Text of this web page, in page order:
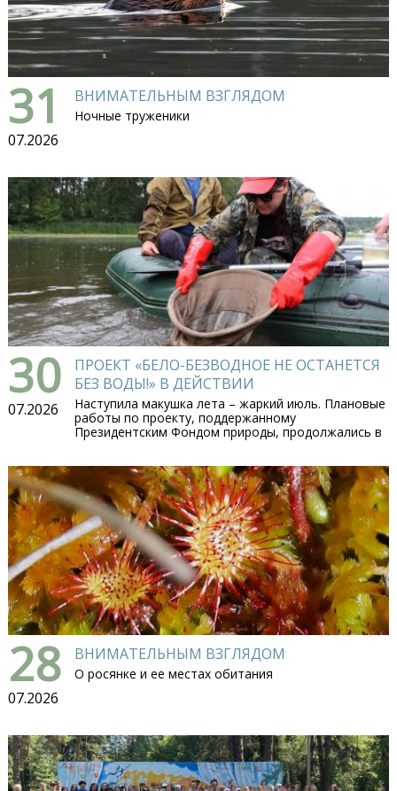
31
07.2026
ВНИМАТЕЛЬНЫМ ВЗГЛЯДОМ
Ночные труженики
30
07.2026
ПРОЕКТ «БЕЛО-БЕЗВОДНОЕ НЕ ОСТАНЕТСЯ
БЕЗ ВОДЫ!» В ДЕЙСТВИИ
Наступила макушка лета – жаркий июль. Плановые
работы по проекту, поддержанному
Президентским Фондом природы, продолжались в
28
07.2026
ВНИМАТЕЛЬНЫМ ВЗГЛЯДОМ
О росянке и ее местах обитания